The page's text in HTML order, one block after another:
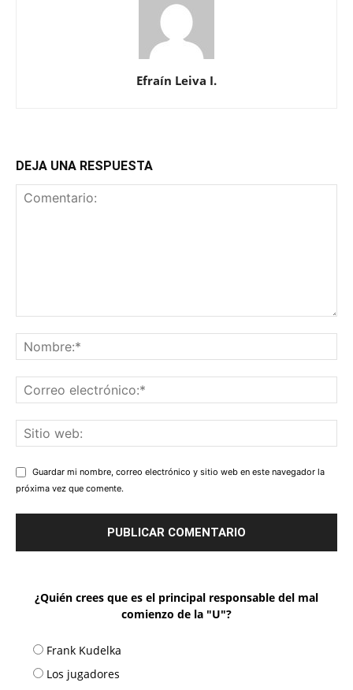
Efraín Leiva I.
DEJA UNA RESPUESTA
Guardar mi nombre, correo electrónico y sitio web en este navegador la
próxima vez que comente.
¿Quién crees que es el principal responsable del mal
comienzo de la "U"?
Frank Kudelka
Los jugadores